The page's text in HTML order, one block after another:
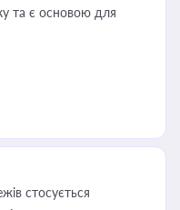
та є основою для
стосується